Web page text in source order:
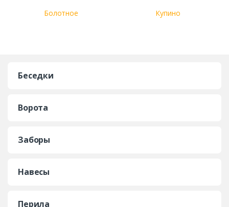
Болотное Купино
Беседки
Ворота
Заборы
Навесы
Перила